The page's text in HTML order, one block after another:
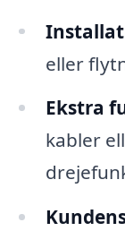
eller
Ekstra
kabler